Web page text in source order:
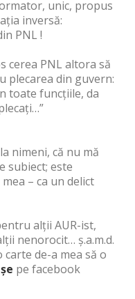
unic, propus
inversă:
PNL !
cerea PNL altora să
plecarea din guvern:
toate funcțiile, da
nimeni, că nu mă
subiect; este
– ca un delict
alții AUR-ist,
nenorocit… ș.a.m.d.
de-a mea să o
pe facebook